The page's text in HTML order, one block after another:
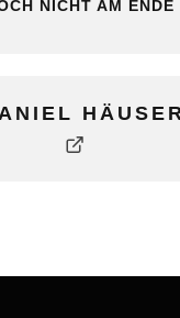
NICHT AM ENDE